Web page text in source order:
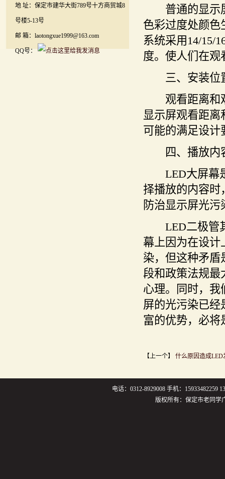
地 址：保定市建华大街789号十方商贸城8
号楼5-13号
邮 箱：laotongxue1999@163.com
QQ号：
普通的显示屏
色彩过度处颜色
系统采用14/15/
度。使人们在观
三、安装位置
观看距离和观
显示屏观看距
可能的满足设计
四、播放内
LED大屏幕是
择播放的内容时
防治显示屏光
LED二极管其
幕上因为在设计
染，但这种矛盾
段和政策法规最
心理。同时，我
屏的光污染已经
富的优势，必将
【上一个】 什么原因造成
电话：0312-8929008 手机：15933482259
版权所有：保定市老同学